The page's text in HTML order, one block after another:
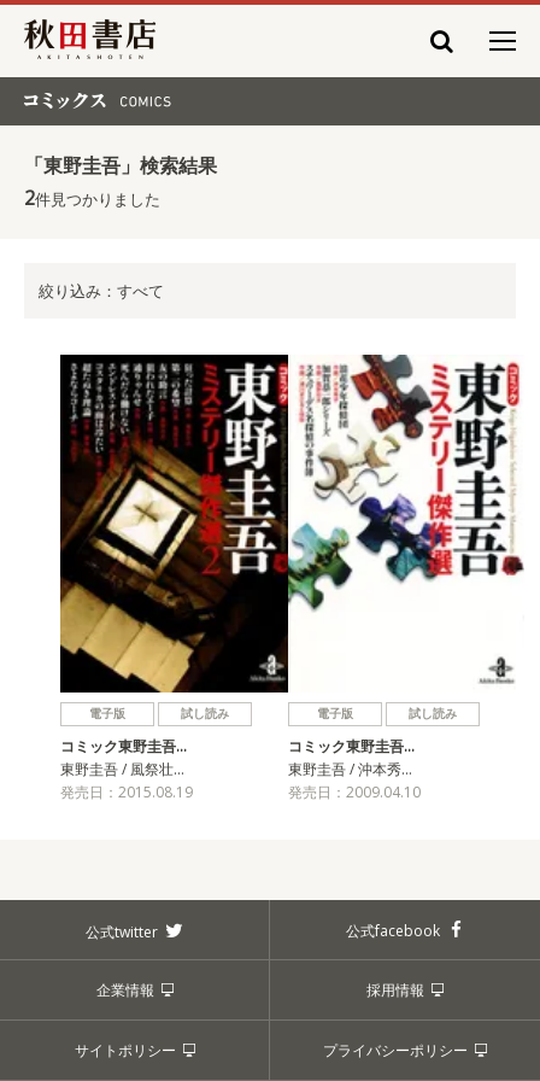
秋田書店
「東野圭吾」検索結果
2件見つかりました
絞り込み：すべて
電子版 試し読み
コミック東野圭吾…
東野圭吾 / 風祭壮…
発売日：2015.08.19
電子版 試し読み
コミック東野圭吾…
東野圭吾 / 沖本秀…
発売日：2009.04.10
公式twitter 公式facebook
企業情報 採用情報
サイトポリシー プライバシーポリシー